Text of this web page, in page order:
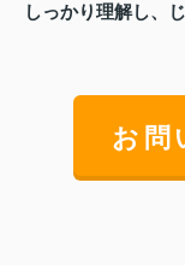
しっかり理解し、
お問